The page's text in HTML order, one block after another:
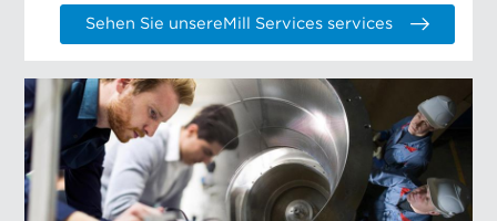
Sehen Sie unsereMill Services services